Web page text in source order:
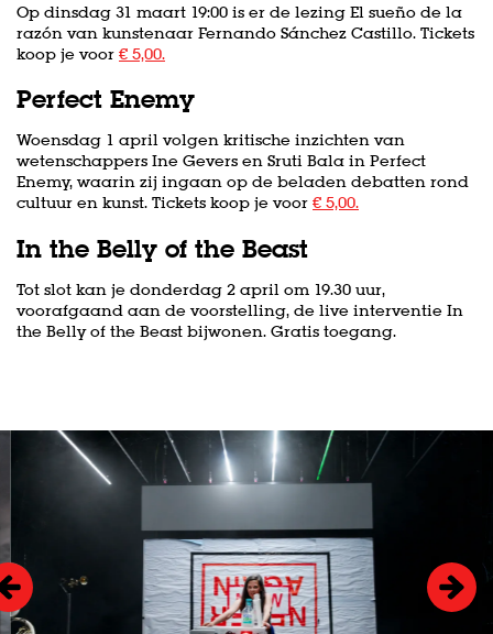
Op dinsdag 31 maart 19:00 is er de lezing El sueño de la
razón van kunstenaar Fernando Sánchez Castillo. Tickets
koop je voor € 5,00.
Perfect Enemy
Woensdag 1 april volgen kritische inzichten van
wetenschappers Ine Gevers en Sruti Bala in Perfect
Enemy, waarin zij ingaan op de beladen debatten rond
cultuur en kunst. Tickets koop je voor € 5,00.
In the Belly of the Beast
Tot slot kan je donderdag 2 april om 19.30 uur,
voorafgaand aan de voorstelling, de live interventie In
the Belly of the Beast bijwonen. Gratis toegang.
Overslaan